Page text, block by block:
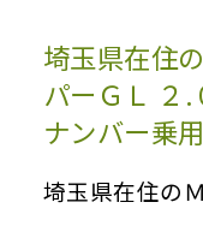
埼玉県在住
パーＧＬ ２
ナンバー乗
埼玉県在住の